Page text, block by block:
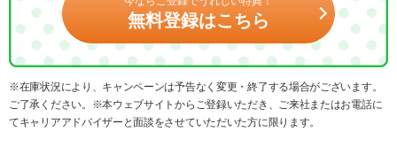
無料登録はこちら
※在庫状況により、キャンペーンは予告なく変更・終了する場合がございます。
ご了承ください。※本ウェブサイトからご登録いただき、ご来社またはお電話に
てキャリアアドバイザーと面談をさせていただいた方に限ります。